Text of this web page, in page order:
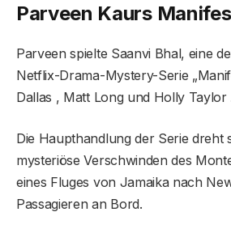
Parveen Kaurs
Parveen spielte Saanvi Bhal, eine
Netflix-Drama-Mystery-Serie
Dallas , Matt Long und Holly Taylor
Die Haupthandlung der Serie dreht
mysteriöse Verschwinden des
eines Fluges von Jamaika nach
Passagieren an Bord.